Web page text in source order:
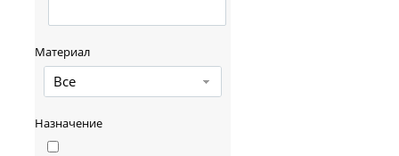
Материал
Все
Назначение